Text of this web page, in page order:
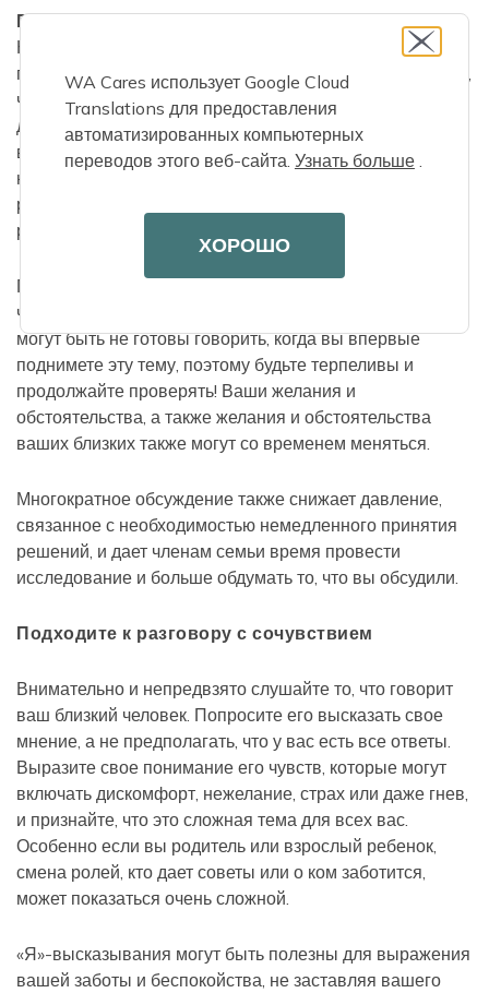
Поддерживайте разговор
Когда вы будете готовы обсудить детали, может быть
полезно провести специальное
семейное
,
чтобы начать составлять формальный план
долгосрочного ухода со всеми, кто может быть
вовлечен в уход. Вы даже можете захотеть включить в
него доверенного друга или советника, например,
религиозного лидера, чтобы помочь в организации
разговора.
Помните, что вы, вероятно, не сможете охватить все,
что хотите обсудить в первом разговоре. Ваши близкие
могут быть не готовы говорить, когда вы впервые
поднимете эту тему, поэтому будьте терпеливы и
продолжайте проверять! Ваши желания и
обстоятельства, а также желания и обстоятельства
ваших близких также могут со временем меняться.
Многократное обсуждение также снижает давление,
связанное с необходимостью немедленного принятия
решений, и дает членам семьи время провести
исследование и больше обдумать то, что вы обсудили.
Подходите к разговору с сочувствием
Внимательно и непредвзято слушайте то, что говорит
ваш близкий человек. Попросите его высказать свое
мнение, а не предполагать, что у вас есть все ответы.
Выразите свое понимание его чувств, которые могут
включать дискомфорт, нежелание, страх или даже гнев,
и признайте, что это сложная тема для всех вас.
Особенно если вы родитель или взрослый ребенок,
смена ролей, кто дает советы или о ком заботится,
может показаться очень сложной.
«Я»-высказывания могут быть полезны для выражения
вашей заботы и беспокойства, не заставляя вашего
WA Cares использует Google Cloud
Translations для предоставления
автоматизированных компьютерных
переводов этого веб-сайта. Узнать больше.
ХОРОШО